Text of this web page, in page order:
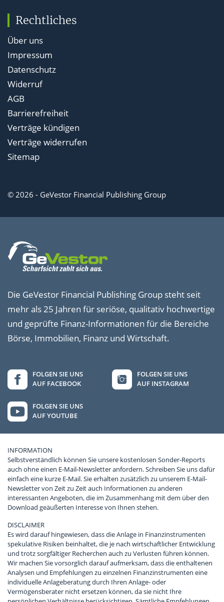
Rechtliches
Über uns
Impressum
Datenschutz
Widerruf
AGB
Barrierefreiheit
Verträge kündigen
Verträge widerrufen
Sitemap
© 2026 - GeVestor Financial Publishing Group
Die GeVestor Financial Publishing Group steht seit
mehr als 25 Jahren für seriöse, qualitativ hochwertige
und geprüfte Finanz-Informationen für die Bereiche
Börse, Immobilien, Finanz und Wirtschaft.
FOLGEN SIE UNS
AUF FACEBOOK
FOLGEN SIE UNS
AUF INSTAGRAM
FOLGEN SIE UNS
AUF YOUTUBE
INFORMATION
Selbstverständlich können Sie unsere kostenlosen Sonder-Reports
auch ohne einen E-Mail-Newsletter anfordern. Schreiben Sie uns dafür
einfach eine kurze E-Mail. Sie erhalten zusätzlich zu unserem E-Mail-
Newsletter von Zeit zu Zeit auch Informationen zu anderen
interessanten Angeboten, die im Zusammenhang mit dem über den
Download geäußerten Interesse von Ihnen stehen.
DISCLAIMER
Es wird darauf hingewiesen, dass die Anlage in Finanzinstrumenten
spekulative Risiken beinhaltet, die je nach wirtschaftlicher Entwicklung
und trotz sorgfältiger Recherchen auch zu Verlusten führen können.
Wir machen Sie vorsorglich darauf aufmerksam, dass die enthaltenen
Analysen und Empfehlungen zu einzelnen Finanzinstrumenten eine
individuelle Anlageberatung durch Ihren Anlage- oder
Vermögensberater nicht ersetzen können, da sie nicht Ihre